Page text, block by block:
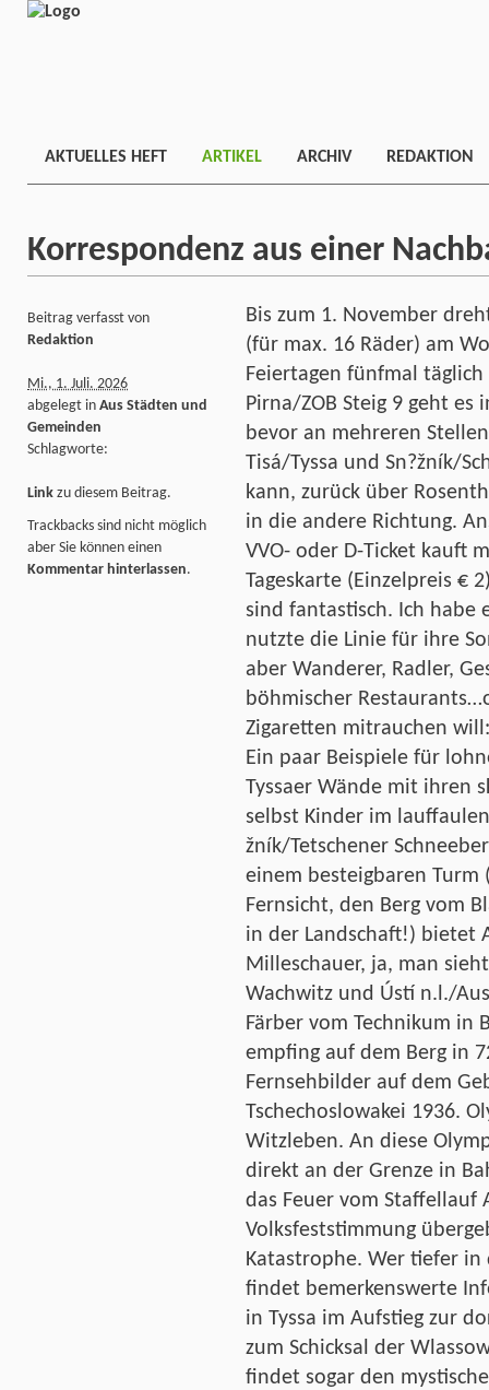
AKTUELLES HEFT ARTIKEL ARCHIV REDAKTION
Korrespondenz aus einer
Bis zum 1. November
(für max. 16 Räder) am
Feiertagen fünfmal
Pirna/ZOB Steig 9 geht
bevor an mehreren
Tisá/Tyssa und Sn?žník/
kann, zurück über
in die andere Richtung.
VVO- oder D-Ticket kauft
Tageskarte (Einzelpreis €
sind fantastisch. Ich habe
nutzte die Linie für ihre
aber Wanderer, Radler,
böhmischer
Zigaretten mitrauchen
Ein paar Beispiele für
Tyssaer Wände mit ihren
selbst Kinder im
žník/Tetschener
einem besteigbaren Turm
Fernsicht, den Berg vom
in der Landschaft!) bietet
Milleschauer, ja, man
Wachwitz und Ústí n.l./
Färber vom Technikum in
empfing auf dem Berg in
Fernsehbilder auf dem
Tschechoslowakei 1936.
Witzleben. An diese
direkt an der Grenze in
das Feuer vom
Volksfeststimmung
Katastrophe. Wer tiefer in
findet bemerkenswerte
in Tyssa im Aufstieg zur
zum Schicksal der
findet sogar den
Beitrag verfasst von
Redaktion
Mi., 1. Juli. 2026
abgelegt in Aus Städten und
Gemeinden
Schlagworte:
Link zu diesem Beitrag.
Trackbacks sind nicht möglich
aber Sie können einen
Kommentar hinterlassen.